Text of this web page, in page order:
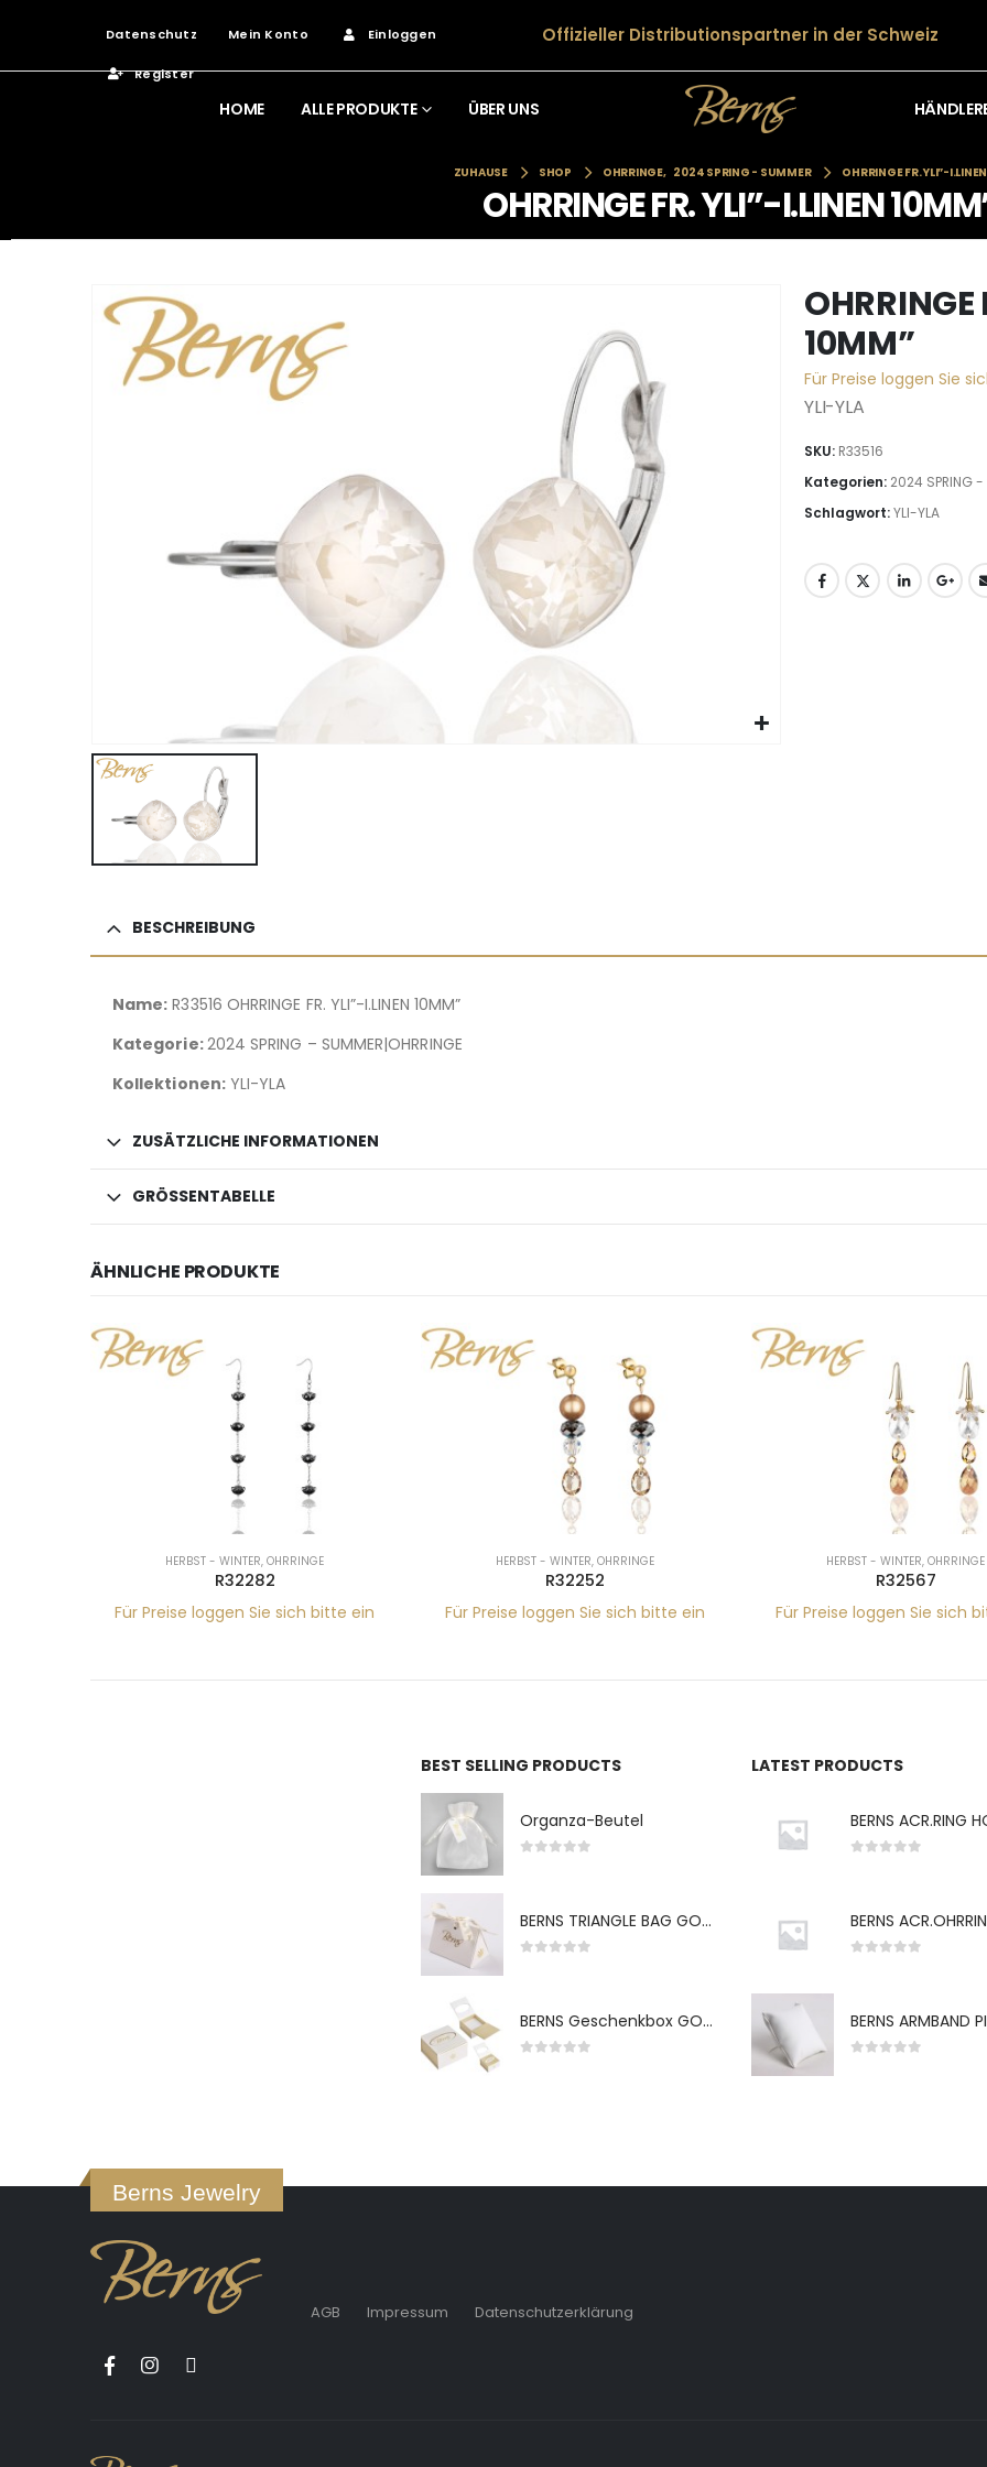
Datenschutz Mein Konto Einloggen
Register
Offizieller Distributionspartner in der Schweiz
HOME ALLE PRODUKTE ÜBER UNS
ZUHAUSE SHOP OHRRINGE, 2024 SPRING - SUMMER OHRRINGE FR. YLI”-
OHRRINGE FR. YLI”-I.LINEN
10MM”
Für Preise loggen Sie
YLI-YLA
SKU: R33516
Kategorien: 2024 SPRING -
Schlagwort:YLI-YLA
BESCHREIBUNG
Name: R33516 OHRRINGE FR. YLI”-I.LINEN 10MM”
Kategorie:2024 SPRING – SUMMER|OHRRINGE
Kollektionen:YLI-YLA
ZUSÄTZLICHE INFORMATIONEN
GRÖSSENTABELLE
ÄHNLICHE PRODUKTE
HERBST - WINTER, OHRRINGE
R32282
Für Preise loggen Sie sich bitte ein
HERBST - WINTER, OHRRINGE
R32252
Für Preise loggen Sie sich bitte ein
HERBST - WINTER, OHRRINGE
R32567
Für Preise loggen Sie sich
BEST SELLING PRODUCTS
Organza-Beutel
BERNS TRIANGLE BAG GO-WH "S" 7*5CM
BERNS Geschenkbox GO-WH 65*65*38MM FOR SMALL SETS
LATEST PRODUCTS
Berns Jewelry
AGB Impressum Datenschutzerklärung